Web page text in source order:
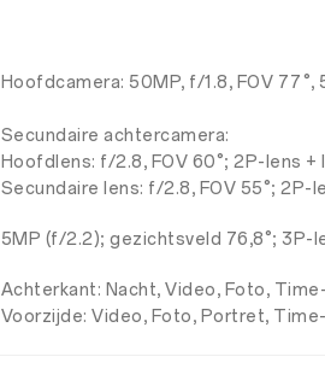
Hoofdcamera: 50MP, f/1.8, FOV
Secundaire achtercamera:
Hoofdlens: f/2.8, FOV 60°; 2P-lens
Secundaire lens: f/2.8, FOV 55°; 2P-
5MP (f/2.2); gezichtsveld 76,8°; 3P-
Achterkant: Nacht, Video, Foto,
Voorzijde: Video, Foto, Portret,